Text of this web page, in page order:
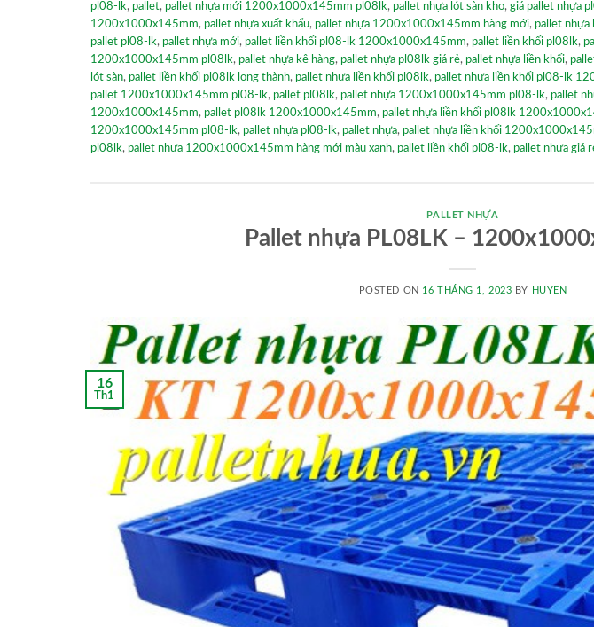
pl08-lk, pallet, pallet nhựa mới 1200x1000x145mm pl08lk, pallet nhựa lót sàn kho, giá pallet nhựa
1200x1000x145mm, pallet nhựa xuất khẩu, pallet nhựa 1200x1000x145mm hàng mới, pallet nhựa
pallet pl08-lk, pallet nhựa mới, pallet liền khối pl08-lk 1200x1000x145mm, pallet liền khối pl08lk,
1200x1000x145mm pl08lk, pallet nhựa kê hàng, pallet nhựa pl08lk giá rẻ, pallet nhựa liền khối,
lót sàn, pallet liền khối pl08lk long thành, pallet nhựa liền khối pl08lk, pallet nhựa liền khối pl08-lk
pallet 1200x1000x145mm pl08-lk, pallet pl08lk, pallet nhựa 1200x1000x145mm pl08-lk, pallet
1200x1000x145mm, pallet pl08lk 1200x1000x145mm, pallet nhựa liền khối pl08lk
1200x1000x145mm pl08-lk, pallet nhựa pl08-lk, pallet nhựa, pallet nhựa liền khối
pl08lk, pallet nhựa 1200x1000x145mm hàng mới màu xanh, pallet liền khối pl08-lk, pallet nhựa giá
PALLET NHỰA
Pallet nhựa PL08LK –
POSTED ON 16 THÁNG 1, 2023 BY HUYEN
16
Th1